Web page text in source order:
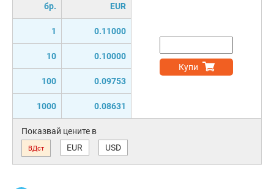
бр. EUR
1 0.11000
10 0.10000
100 0.09753
1000 0.08631
Купи
Показвай цените в
ВДст EUR USD